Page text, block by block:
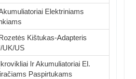
Elektriniams
Kištukas-Adapteris
UK/US
Ir Akumuliatoriai El.
Paspirtukams